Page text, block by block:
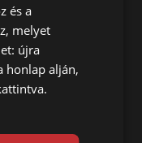
és a
melyet
újra
honlap alján,